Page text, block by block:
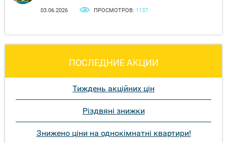
03.06.2026 ПРОСМОТРОВ: 1137
ПОСЛЕДНИЕ АКЦИИ
Тиждень акційних цін
Різдвяні знижки
Знижено ціни на однокімнатні квартири!